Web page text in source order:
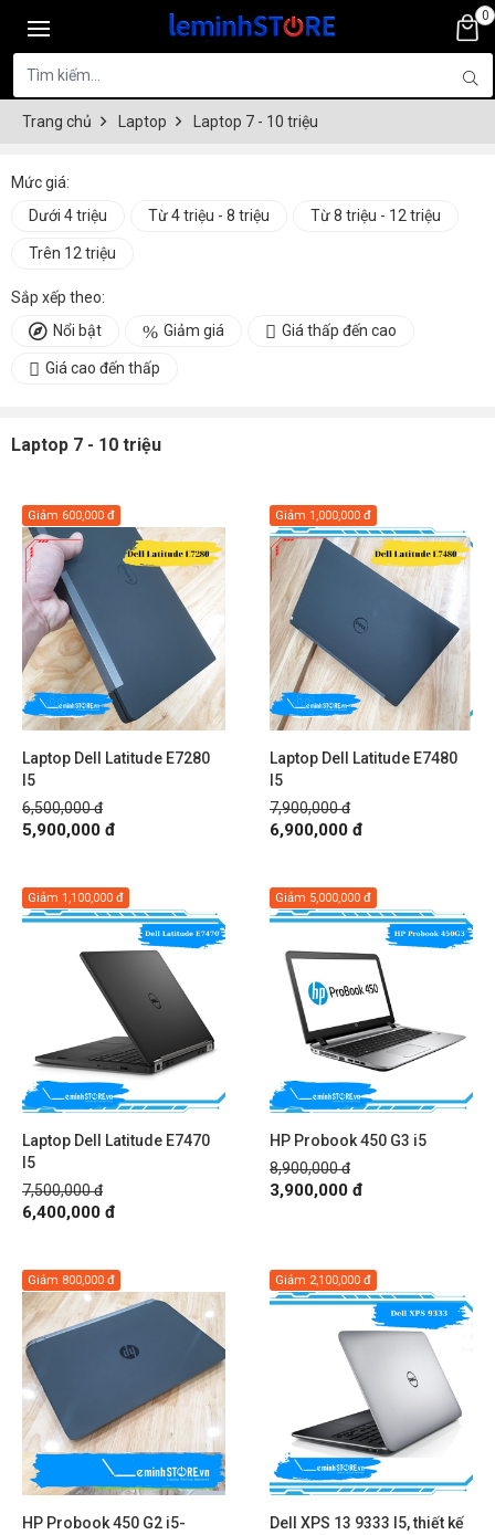
0
Trang chủ Laptop Laptop 7 - 10 triệu
Mức giá:
Dưới 4 triệu
Từ 4 triệu - 8 triệu Từ 8 triệu - 12 triệu
Trên 12 triệu
Sắp xếp theo:
Nổi bật
Giảm giá Giá thấp đến cao
Giá cao đến thấp
Laptop 7 - 10 triệu
Laptop Dell Latitude E7280
I5
6,500,000 đ
Giảm 600,000 đ
5,900,000 đ
Laptop Dell Latitude E7480
I5
7,900,000 đ
Giảm 1,000,000 đ
6,900,000 đ
Laptop Dell Latitude E7470
I5
7,500,000 đ
Giảm 1,100,000 đ
6,400,000 đ
HP Probook 450 G3 i5
8,900,000 đ
Giảm 5,000,000 đ
3,900,000 đ
HP Probook 450 G2 i5-
Giảm 800,000 đ
Dell XPS 13 9333 I5, thiết kế
Giảm 2,100,000 đ